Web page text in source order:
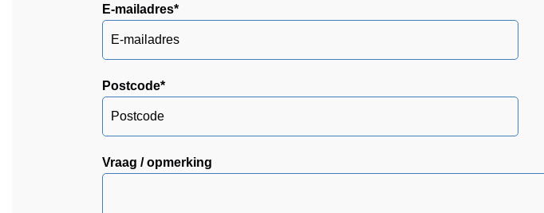
E-mailadres*
Postcode*
Vraag / opmerking